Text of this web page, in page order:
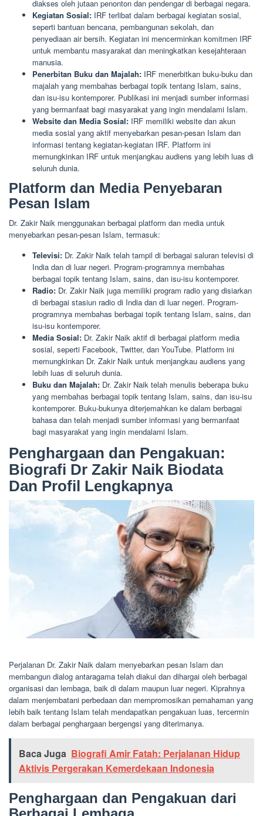
diakses oleh jutaan penonton dan pendengar di berbagai negara.
Kegiatan Sosial: IRF terlibat dalam berbagai kegiatan sosial,
seperti bantuan bencana, pembangunan sekolah, dan
penyediaan air bersih. Kegiatan ini mencerminkan komitmen IRF
untuk membantu masyarakat dan meningkatkan kesejahteraan
manusia.
Penerbitan Buku dan Majalah: IRF menerbitkan buku-buku dan
majalah yang membahas berbagai topik tentang Islam, sains,
dan isu-isu kontemporer. Publikasi ini menjadi sumber informasi
yang bermanfaat bagi masyarakat yang ingin mendalami Islam.
Website dan Media Sosial: IRF memiliki website dan akun
media sosial yang aktif menyebarkan pesan-pesan Islam dan
informasi tentang kegiatan-kegiatan IRF. Platform ini
memungkinkan IRF untuk menjangkau audiens yang lebih luas di
seluruh dunia.
Platform dan Media Penyebaran
Pesan Islam
Dr. Zakir Naik menggunakan berbagai platform dan media untuk
menyebarkan pesan-pesan Islam, termasuk:
Televisi: Dr. Zakir Naik telah tampil di berbagai saluran televisi di
India dan di luar negeri. Program-programnya membahas
berbagai topik tentang Islam, sains, dan isu-isu kontemporer.
Radio: Dr. Zakir Naik juga memiliki program radio yang disiarkan
di berbagai stasiun radio di India dan di luar negeri. Program-
programnya membahas berbagai topik tentang Islam, sains, dan
isu-isu kontemporer.
Media Sosial: Dr. Zakir Naik aktif di berbagai platform media
sosial, seperti Facebook, Twitter, dan YouTube. Platform ini
memungkinkan Dr. Zakir Naik untuk menjangkau audiens yang
lebih luas di seluruh dunia.
Buku dan Majalah: Dr. Zakir Naik telah menulis beberapa buku
yang membahas berbagai topik tentang Islam, sains, dan isu-isu
kontemporer. Buku-bukunya diterjemahkan ke dalam berbagai
bahasa dan telah menjadi sumber informasi yang bermanfaat
bagi masyarakat yang ingin mendalami Islam.
Penghargaan dan Pengakuan:
Biografi Dr Zakir Naik Biodata
Dan Profil Lengkapnya
Perjalanan Dr. Zakir Naik dalam menyebarkan pesan Islam dan
membangun dialog antaragama telah diakui dan dihargai oleh berbagai
organisasi dan lembaga, baik di dalam maupun luar negeri. Kiprahnya
dalam menjembatani perbedaan dan mempromosikan pemahaman yang
lebih baik tentang Islam telah mendapatkan pengakuan luas, tercermin
dalam berbagai penghargaan bergengsi yang diterimanya.
Baca Juga Biografi Amir Fatah: Perjalanan Hidup
Aktivis Pergerakan Kemerdekaan Indonesia
Penghargaan dan Pengakuan dari